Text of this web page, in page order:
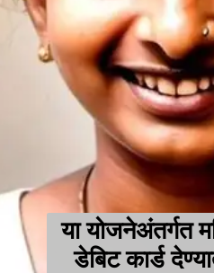
या योजनेअंतर्गत
डेबिट कार्ड